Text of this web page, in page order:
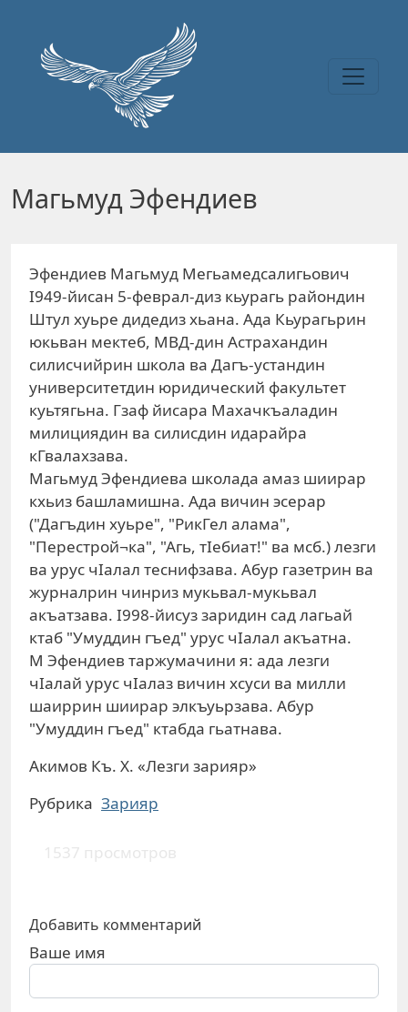
Магьмуд Эфендиев
Эфендиев Магьмуд Мегьамедсалигьович
I949-йисан 5-феврал-диз кьурагь райондин
Штул хуьре дидедиз хьана. Ада Кьурагьрин
юкьван мектеб, МВД-дин Астрахандин
силисчийрин школа ва Дагъ-устандин
университетдин юридический факультет
куьтягьна. Гзаф йисара Махачкъаладин
милициядин ва силисдин идарайра
кГвалахзава.
Магьмуд Эфендиева школада амаз шиирар
кхьиз башламишна. Ада вичин эсерар
("Дагъдин хуьре", "РикГел алама",
"Перестрой¬ка", "Агь, тIебиат!" ва мсб.) лезги
ва урус чIалал теснифзава. Абур газетрин ва
журналрин чинриз мукьвал-мукьвал
акъатзава. I998-йисуз заридин сад лагьай
ктаб "Умуддин гъед" урус чIалал акъатна.
М Эфендиев таржумачини я: ада лезги
чIалай урус чIалаз вичин хсуси ва милли
шаиррин шиирар элкъуьрзава. Абур
"Умуддин гъед" ктабда гьатнава.
Акимов Къ. Х. «Лезги зарияр»
Рубрика Зарияр
1537 просмотров
Добавить комментарий
Ваше имя